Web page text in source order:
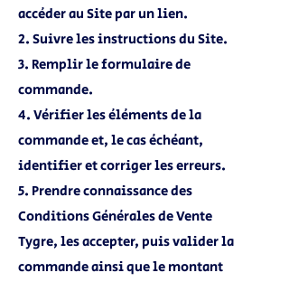
accéder au Site par un lien.
2. Suivre les instructions du Site.
3. Remplir le formulaire de
commande.
4. Vérifier les éléments de la
commande et, le cas échéant,
identifier et corriger les erreurs.
5. Prendre connaissance des
Conditions Générales de Vente
Tygre, les accepter, puis valider la
commande ainsi que le montant